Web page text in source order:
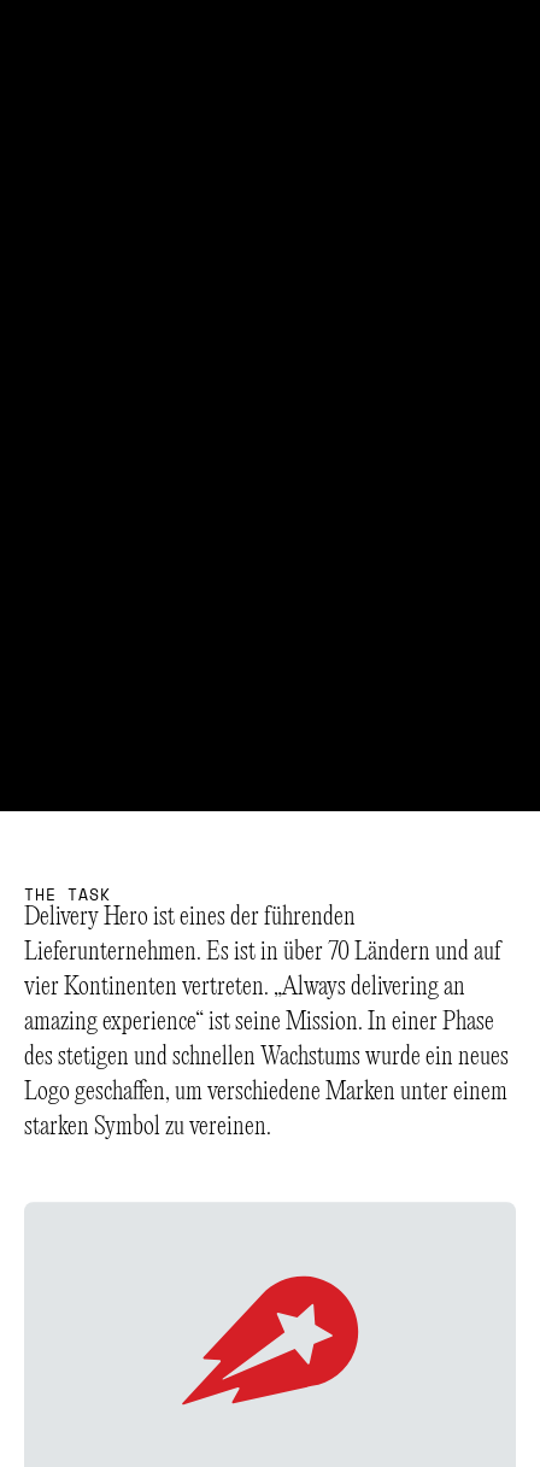
THE TASK
Delivery Hero ist eines der führenden
Lieferunternehmen. Es ist in über 70 Ländern und auf
vier Kontinenten vertreten. „Always delivering an
amazing experience“ ist seine Mission. In einer Phase
des stetigen und schnellen Wachstums wurde ein neues
Logo geschaffen, um verschiedene Marken unter einem
starken Symbol zu vereinen.